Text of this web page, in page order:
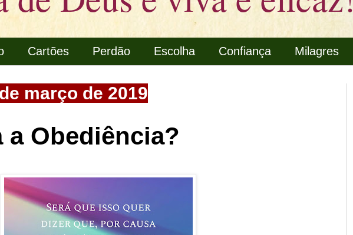
Cartões Perdão Escolha Confiança Milagres
março de 2019
a Obediência?